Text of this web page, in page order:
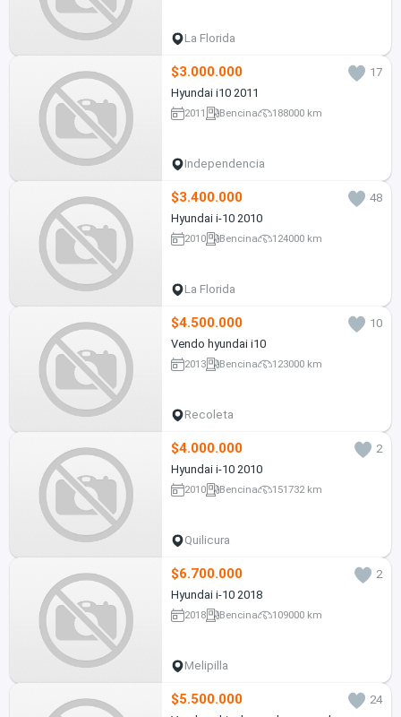
La Florida
$3.000.000
17
Hyundai i10 2011
2011 Bencina 188000 km
Independencia
$3.400.000
48
Hyundai i-10 2010
2010 Bencina 124000 km
La Florida
$4.500.000
10
Vendo hyundai i10
2013 Bencina 123000 km
Recoleta
$4.000.000
2
Hyundai i-10 2010
2010 Bencina 151732 km
Quilicura
$6.700.000
2
Hyundai i-10 2018
2018 Bencina 109000 km
Melipilla
$5.500.000
24